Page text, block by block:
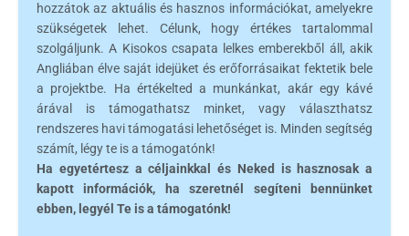
hozzátok az aktuális és hasznos információkat, amelyekre
szükségetek lehet. Célunk, hogy értékes tartalommal
szolgáljunk. A Kisokos csapata lelkes emberekből áll, akik
Angliában élve saját idejüket és erőforrásaikat fektetik bele
a projektbe. Ha értékelted a munkánkat, akár egy kávé
árával is támogathatsz minket, vagy választhatsz
rendszeres havi támogatási lehetőséget is. Minden segítség
számít, légy te is a támogatónk!
Ha egyetértesz a céljainkkal és Neked is hasznosak a
kapott információk, ha szeretnél segíteni bennünket
ebben, legyél Te is a támogatónk!